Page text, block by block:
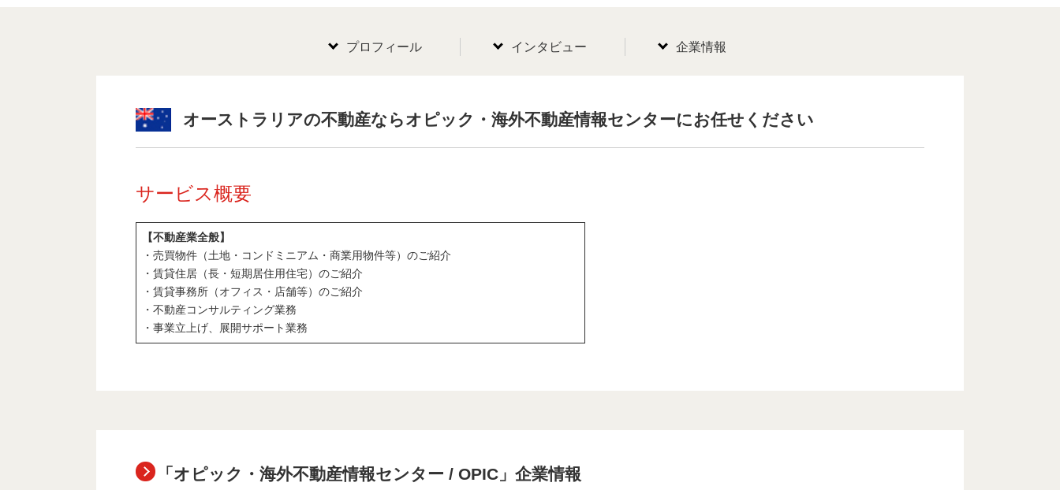
プロフィール インタビュー 企業情報
オーストラリアの不動産ならオピック・海外不動産情報センターにお任せください
サービス概要
【不動産業全般】
・売買物件（土地・コンドミニアム・商業用物件等）のご紹介
・賃貸住居（長・短期居住用住宅）のご紹介
・賃貸事務所（オフィス・店舗等）のご紹介
・不動産コンサルティング業務
・事業立上げ、展開サポート業務
「オピック・海外不動産情報センター / OPIC」企業情報